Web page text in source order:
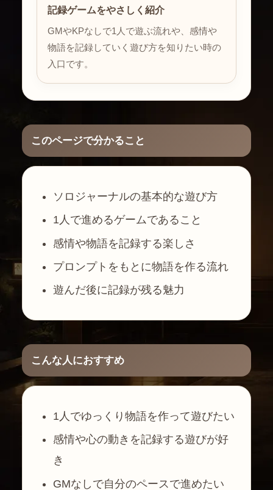
記録ゲームをやさしく紹介
GMやKPなしで1人で遊ぶ流れや、感情や
物語を記録していく遊び方を知りたい時の
入口です。
このページで分かること
ソロジャーナルの基本的な遊び方
1人で進めるゲームであること
感情や物語を記録する楽しさ
プロンプトをもとに物語を作る流れ
遊んだ後に記録が残る魅力
こんな人におすすめ
1人でゆっくり物語を作って遊びたい
感情や心の動きを記録する遊びが好
き
GMなしで自分のペースで進めたい